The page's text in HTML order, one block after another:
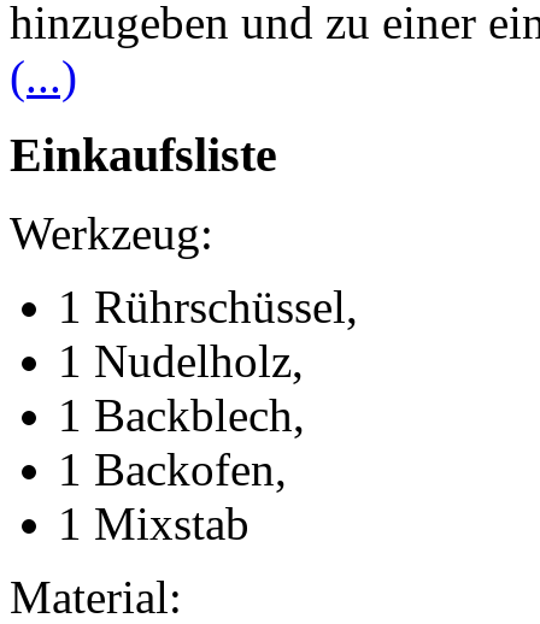
hinzugeben und zu einer
(...)
Einkaufsliste
Werkzeug:
1 Rührschüssel,
1 Nudelholz,
1 Backblech,
1 Backofen,
1 Mixstab
Material: